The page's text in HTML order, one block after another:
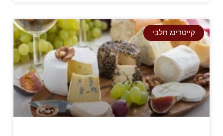
קייטרינג חלבי